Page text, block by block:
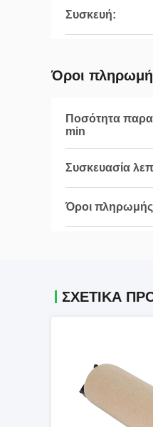
Συσκευή:
Όροι
Ποσότητα
min
Συσκευασία
Όροι πληρωμής
ΣΧΕΤΙΚΑ